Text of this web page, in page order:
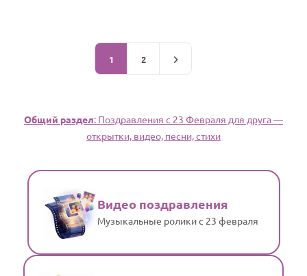
1 2
Общий раздел: Поздравления с 23 Февраля для друга —
открытки, видео, песни, стихи
Видео поздравления
Музыкальные ролики с 23 февраля